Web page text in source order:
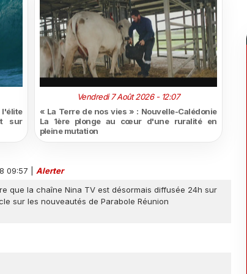
sur
Vendredi 7 Août 2026 - 12:07
« La Terre de nos vies » : Nouvelle-Calédonie
La 1ère plonge au cœur d'une ruralité en
pleine mutation
09:57
Alerter
que la chaîne Nina TV est désormais diffusée 24h sur
sur les nouveautés de Parabole Réunion